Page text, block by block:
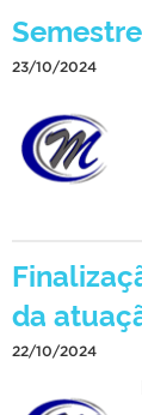
23/10/2024
da
22/10/2024